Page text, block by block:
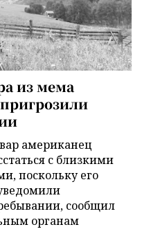
из мема
американец
с близкими
поскольку его
сообщил
органам